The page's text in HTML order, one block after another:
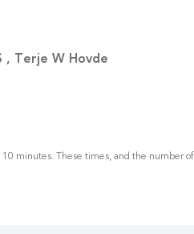
, Terje W Hovde
minutes. These times, and the number of